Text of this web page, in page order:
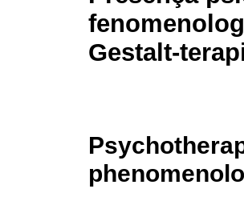
Gestalt-